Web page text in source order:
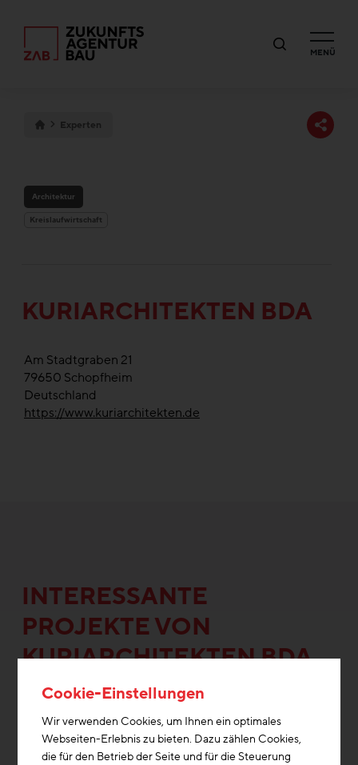
MENÜ
Experten
Architektur
Kreislaufwirtschaft
KURIARCHITEKTEN BDA
Am Stadtgraben 21
79650 Schopfheim
Deutschland
https://www.kuriarchitekten.de
INTERESSANTE
PROJEKTE VON
KURIARCHITEKTEN BDA
Cookie-Einstellungen
Wir verwenden Cookies, um Ihnen ein optimales
Webseiten-Erlebnis zu bieten. Dazu zählen Cookies,
die für den Betrieb der Seite und für die Steuerung